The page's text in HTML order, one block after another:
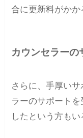
合に更新料がかか
カウンセラーの
さらに、手厚い
ラーのサポート
したという方もい